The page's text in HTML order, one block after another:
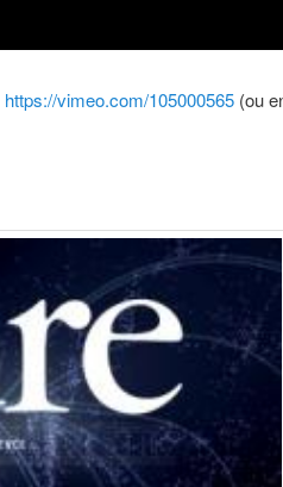
https://vimeo.com/105000565 (ou